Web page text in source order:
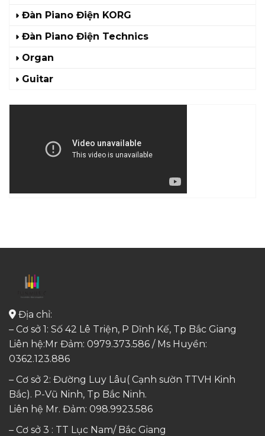
Đàn Piano Điện KORG
Đàn Piano Điện Technics
Organ
Guitar
Địa chỉ:
– Cơ sở 1: Số 42 Lê Triện, P Dĩnh Kế, Tp Bắc Giang
Liên hệ:Mr Đảm: 0979.373.586 / Ms Huyền:
0362.123.886
– Cơ sở 2: Đường Luy Lâu( Cạnh sườn TTVH Kinh
Bắc). P-Vũ Ninh, Tp Bắc Ninh.
Liên hệ Mr. Đảm: 098.9923.586
– Cơ sở 3 : TT Lục Nam/ Bắc Giang